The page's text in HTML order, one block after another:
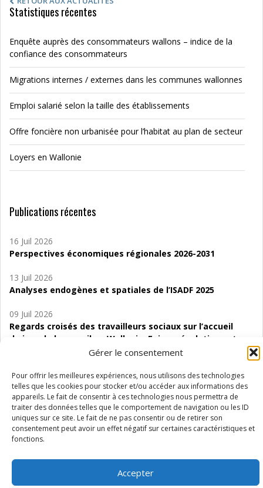
Gérer le consentement
Pour offrir les meilleures expériences, nous utilisons des technologies
telles que les cookies pour stocker et/ou accéder aux informations des
appareils. Le fait de consentir à ces technologies nous permettra de
traiter des données telles que le comportement de navigation ou les ID
uniques sur ce site. Le fait de ne pas consentir ou de retirer son
consentement peut avoir un effet négatif sur certaines caractéristiques et
fonctions.
Accepter
Statistiques récentes
Enquête auprès des consommateurs wallons – indice de la
confiance des consommateurs
Migrations internes / externes dans les communes wallonnes
Emploi salarié selon la taille des établissements
Offre foncière non urbanisée pour l’habitat au plan de secteur
Loyers en Wallonie
Publications récentes
16 Juil 2026
Perspectives économiques régionales 2026-2031
13 Juil 2026
Analyses endogènes et spatiales de l’ISADF 2025
09 Juil 2026
Regards croisés des travailleurs sociaux sur l’accueil
de jour de bas seuil en Wallonie. Enjeux, évolutions et
06 Juil 2026
Étude d’évaluabilité des Structures
d’accompagnement à l’autocréation d’emploi (SAACE)
01 Juil 2026
Pénurie du personnel infirmier :quels indicateurs
Wallonie ?